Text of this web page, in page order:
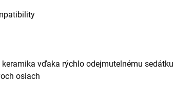
vďaka rýchlo odejmutelnému sedátku
osiach